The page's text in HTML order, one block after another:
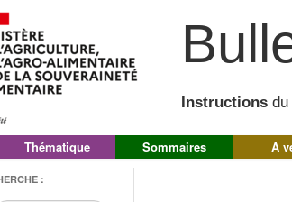
Instructions du
Thématique Sommaires A
: